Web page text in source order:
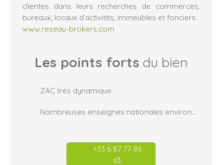
clientes dans leurs recherches de commerces,
bureaux, locaux d’activités, immeubles et fonciers.
www.reseau-brokers.com
Les points forts du bien
ZAC très dynamique
Nombreuses enseignes nationales environnantes
+33 6 87 77 86
63